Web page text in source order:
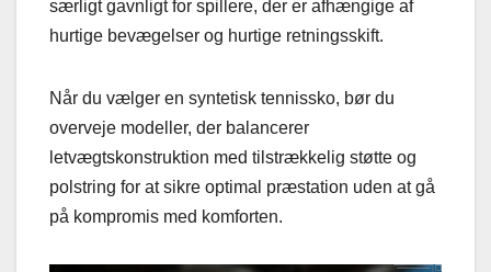
særligt gavnligt for spillere, der er afhængige af
hurtige bevægelser og hurtige retningsskift.
Når du vælger en syntetisk tennissko, bør du
overveje modeller, der balancerer
letvægtskonstruktion med tilstrækkelig støtte og
polstring for at sikre optimal præstation uden at gå
på kompromis med komforten.